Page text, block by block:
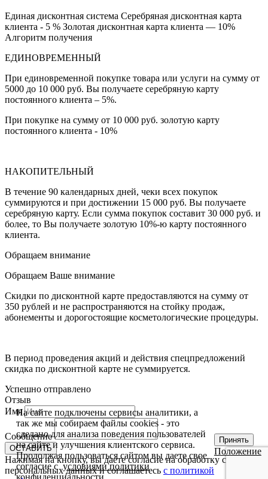
Единая дисконтная система Серебряная дисконтная карта
клиента - 5 % Золотая дисконтная карта клиента — 10%
Алгоритм получения
ЕДИНОВРЕМЕННЫЙ
При единовременной покупке товара или услуги на сумму от
5000 до 10 000 руб. Вы получаете серебряную карту
постоянного клиента – 5%.
При покупке на сумму от 10 000 руб. золотую карту
постоянного клиента - 10%
НАКОПИТЕЛЬНЫЙ
В течение 90 календарных дней, чеки всех покупок
суммируются и при достижении 15 000 руб. Вы получаете
серебряную карту. Если сумма покупок составит 30 000 руб. и
более, то Вы получаете золотую 10%-ю карту постоянного
клиента.
Обращаем внимание
Обращаем Ваше внимание
Скидки по дисконтной карте предоставляются на сумму от
350 рублей и не распространяются на стойку продаж,
абонементы и дорогостоящие косметологические процедуры.
В период проведения акций и действия спецпредложений
скидка по дисконтной карте не суммируется.
Успешно отправлено
Отзыв
Имя
Сообщение
ОСТАВИТЬ
Нажимая на кнопку, вы даете согласие на обработку своих
персональных данных и соглашаетесь с политикой
На сайте подключены сервисы аналитики, а
так же мы собираем файлы cookies - это
сделано для анализа поведения пользователей
на сайте и улучшения клиентского сервиса.
Продолжая пользоваться сайтом вы даете свое
согласие сусловиями политики
конфиденциальности
Принять
Положение